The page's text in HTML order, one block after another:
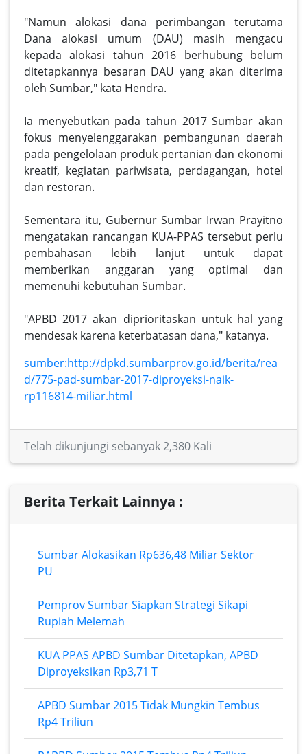
"Namun alokasi dana perimbangan terutama
Dana alokasi umum (DAU) masih mengacu
kepada alokasi tahun 2016 berhubung belum
ditetapkannya besaran DAU yang akan diterima
oleh Sumbar," kata Hendra.
Ia menyebutkan pada tahun 2017 Sumbar akan
fokus menyelenggarakan pembangunan daerah
pada pengelolaan produk pertanian dan ekonomi
kreatif, kegiatan pariwisata, perdagangan, hotel
dan restoran.
Sementara itu, Gubernur Sumbar Irwan Prayitno
mengatakan rancangan KUA-PPAS tersebut perlu
pembahasan lebih lanjut untuk dapat
memberikan anggaran yang optimal dan
memenuhi kebutuhan Sumbar.
"APBD 2017 akan diprioritaskan untuk hal yang
mendesak karena keterbatasan dana," katanya.
sumber:http://dpkd.sumbarprov.go.id/berita/rea
d/775-pad-sumbar-2017-diproyeksi-naik-
rp116814-miliar.html
Telah dikunjungi sebanyak 2,380 Kali
Berita Terkait Lainnya :
Sumbar Alokasikan Rp636,48 Miliar Sektor
PU
Pemprov Sumbar Siapkan Strategi Sikapi
Rupiah Melemah
KUA PPAS APBD Sumbar Ditetapkan, APBD
Diproyeksikan Rp3,71 T
APBD Sumbar 2015 Tidak Mungkin Tembus
Rp4 Triliun